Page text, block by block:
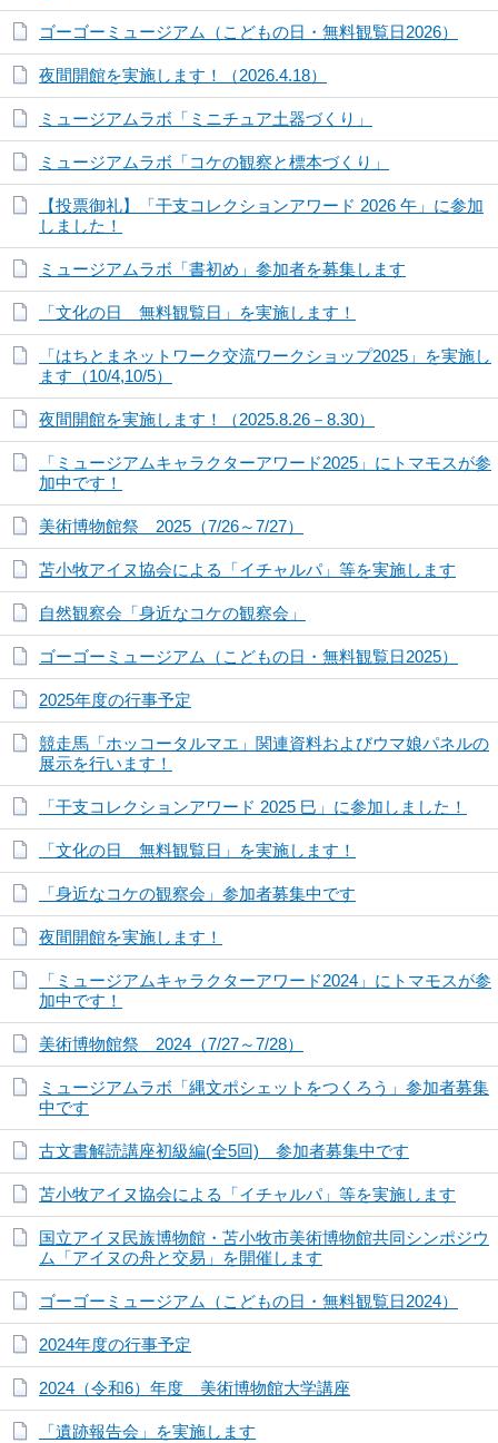
ゴーゴーミュージアム（こどもの日・無料観覧日2026）
夜間開館を実施します！（2026.4.18）
ミュージアムラボ「ミニチュア土器づくり」
ミュージアムラボ「コケの観察と標本づくり」
【投票御礼】「干支コレクションアワード 2026 午」に参加
しました！
ミュージアムラボ「書初め」参加者を募集します
「文化の日 無料観覧日」を実施します！
「はちとまネットワーク交流ワークショップ2025」を実施し
ます（10/4,10/5）
夜間開館を実施します！（2025.8.26－8.30）
「ミュージアムキャラクターアワード2025」にトマモスが参
加中です！
美術博物館祭 2025（7/26～7/27）
苫小牧アイヌ協会による「イチャルパ」等を実施します
自然観察会「身近なコケの観察会」
ゴーゴーミュージアム（こどもの日・無料観覧日2025）
2025年度の行事予定
競走馬「ホッコータルマエ」関連資料およびウマ娘パネルの
展示を行います！
「干支コレクションアワード 2025 巳」に参加しました！
「文化の日 無料観覧日」を実施します！
「身近なコケの観察会」参加者募集中です
夜間開館を実施します！
「ミュージアムキャラクターアワード2024」にトマモスが参
加中です！
美術博物館祭 2024（7/27～7/28）
ミュージアムラボ「縄文ポシェットをつくろう」参加者募集
中です
古文書解読講座初級編(全5回) 参加者募集中です
苫小牧アイヌ協会による「イチャルパ」等を実施します
国立アイヌ民族博物館・苫小牧市美術博物館共同シンポジウ
ム「アイヌの舟と交易」を開催します
ゴーゴーミュージアム（こどもの日・無料観覧日2024）
2024年度の行事予定
2024（令和6）年度 美術博物館大学講座
「遺跡報告会」を実施します